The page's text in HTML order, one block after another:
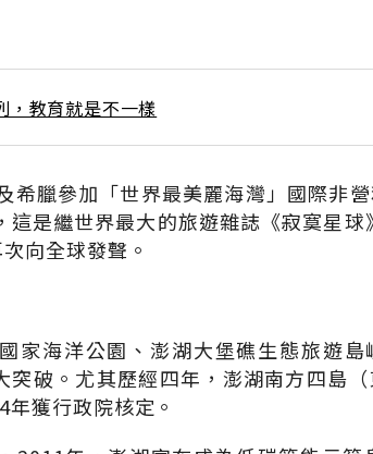
，教育就是不一樣
希臘參加「世界最美麗海灣」國際非
是繼世界最大的旅遊雜誌《寂寞星
向全球發聲。
家海洋公園、澎湖大堡礁生態旅遊島
破。尤其歷經四年，澎湖南方四島（
獲行政院核定。